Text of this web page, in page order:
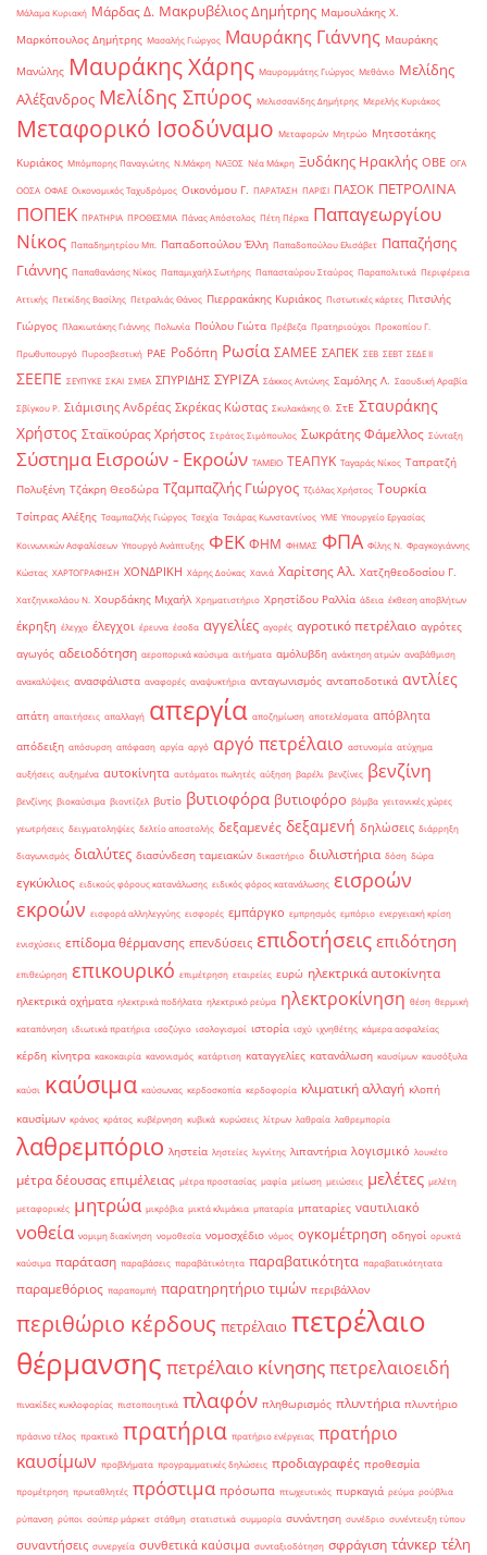
Μάλαμα Κυριακή Μάρδας Δ. Μακρυβέλιος Δημήτρης Μαμουλάκης Χ.
Μαρκόπουλος Δημήτρης Μασαλής Γιώργος Μαυράκης Γιάννης Μαυράκης
Μανώλης Μαυράκης Χάρης Μαυρομμάτης Γιώργος Μεθάνιο Μελίδης
Αλέξανδρος Μελίδης Σπύρος Μελισσανίδης Δημήτρης Μερελής Κυριάκος
Μεταφορικό Ισοδύναμο Μεταφορών Μητρώο Μητσοτάκης
Κυριάκος Μπόμπορης Παναγιώτης Ν.Μάκρη ΝΑΞΟΣ Νέα Μάκρη Ξυδάκης Ηρακλής ΟΒΕ ΟΓΑ
ΟΟΣΑ ΟΦΑΕ Οικονομικός Ταχυδρόμος Οικονόμου Γ. ΠΑΡΑΤΑΣΗ ΠΑΡΙΣΙ ΠΑΣΟΚ ΠΕΤΡΟΛΙΝΑ
ΠΟΠΕΚ ΠΡΑΤΗΡΙΑ ΠΡΟΘΕΣΜΙΑ Πάνας Απόστολος Πέτη Πέρκα Παπαγεωργίου
Νίκος Παπαδημητρίου Μπ. Παπαδοπούλου Έλλη Παπαδοπούλου Ελισάβετ Παπαζήσης
Γιάννης Παπαθανάσης Νίκος Παπαμιχαήλ Σωτήρης Παπασταύρου Σταύρος Παραπολιτικά Περιφέρεια
Αττικής Πετκίδης Βασίλης Πετραλιάς Θάνος Πιερρακάκης Κυριάκος Πιστωτικές κάρτες Πιτσιλής
Γιώργος Πλακιωτάκης Γιάννης Πολωνία Πούλου Γιώτα Πρέβεζα Πρατηριούχοι Προκοπίου Γ.
Πρωθυπουργό Πυροσβεστική ΡΑΕ Ροδόπη Ρωσία ΣΑΜΕΕ ΣΑΠΕΚ ΣΕΒ ΣΕΒΤ ΣΕΔΕ ΙΙ
ΣΕΕΠΕ ΣΕΥΠΥΚΕ ΣΚΑΙ ΣΜΕΑ ΣΠΥΡΙΔΗΣ ΣΥΡΙΖΑ Σάκκος Αντώνης Σαμόλης Λ. Σαουδική Αραβία
Σβίγκου Ρ. Σιάμισιης Ανδρέας Σκρέκας Κώστας Σκυλακάκης Θ. ΣτΕ Σταυράκης
Χρήστος Σταϊκούρας Χρήστος Στράτος Σιμόπουλος Σωκράτης Φάμελλος Σύνταξη
Σύστημα Εισροών - Εκροών ΤΑΜΕΙΟ ΤΕΑΠΥΚ Ταγαράς Νίκος Ταπρατζή
Πολυξένη Τζάκρη Θεοδώρα Τζαμπαζλής Γιώργος Τζιόλας Χρήστος Τουρκία
Τσίπρας Αλέξης Τσαμπαζλής Γιώργος Τσεχία Τσιάρας Κωνσταντίνος ΥΜΕ Υπουργείο Εργασίας
Κοινωνικών Ασφαλίσεων Υπουργό Ανάπτυξης ΦΕΚ ΦΗΜ ΦΗΜΑΣ ΦΠΑ Φίλης Ν. Φραγκογιάννης
Κώστας ΧΑΡΤΟΓΡΑΦΗΣΗ ΧΟΝΔΡΙΚΗ Χάρης Δούκας Χανιά Χαρίτσης Αλ. Χατζηθεοδοσίου Γ.
Χατζηνικολάου Ν. Χουρδάκης Μιχαήλ Χρηματιστήριο Χρηστίδου Ραλλία άδεια έκθεση αποβλήτων
έκρηξη έλεγχο έλεγχοι έρευνα έσοδα αγγελίες αγορές αγροτικό πετρέλαιο αγρότες
αγωγός αδειοδότηση αεροπορικά καύσιμα αιτήματα αμόλυβδη ανάκτηση ατμών αναβάθμιση
ανακαλύψεις ανασφάλιστα αναφορές αναψυκτήρια ανταγωνισμός ανταποδοτικά αντλίες
απάτη απαιτήσεις απαλλαγή απεργία αποζημίωση αποτελέσματα απόβλητα
απόδειξη απόσυρση απόφαση αργία αργό αργό πετρέλαιο αστυνομία ατύχημα
αυξήσεις αυξημένα αυτοκίνητα αυτόματοι πωλητές αύξηση βαρέλι βενζίνες βενζίνη
βενζίνης βιοκαύσιμα βιοντίζελ βυτίο βυτιοφόρα βυτιοφόρο βόμβα γειτονικές χώρες
γεωτρήσεις δειγματοληψίες δελτίο αποστολής δεξαμενές δεξαμενή δηλώσεις διάρρηξη
διαγωνισμός διαλύτες διασύνδεση ταμειακών δικαστήριο διυλιστήρια δόση δώρα
εγκύκλιος ειδικούς φόρους κατανάλωσης ειδικός φόρος κατανάλωσης εισροών
εκροών εισφορά αλληλεγγύης εισφορές εμπάργκο εμπρησμός εμπόριο ενεργειακή κρίση
ενισχύσεις επίδομα θέρμανσης επενδύσεις επιδοτήσεις επιδότηση
επιθεώρηση επικουρικό επιμέτρηση εταιρείες ευρώ ηλεκτρικά αυτοκίνητα
ηλεκτρικά οχήματα ηλεκτρικά ποδήλατα ηλεκτρικό ρεύμα ηλεκτροκίνηση θέση θερμική
καταπόνηση ιδιωτικά πρατήρια ισοζύγιο ισολογισμοί ιστορία ισχύ ιχνηθέτης κάμερα ασφαλείας
κέρδη κίνητρα κακοκαιρία κανονισμός κατάρτιση καταγγελίες κατανάλωση καυσίμων καυσόξυλα
καύσι καύσιμα καύσωνας κερδοσκοπία κερδοφορία κλιματική αλλαγή κλοπή
καυσίμων κράνος κράτος κυβέρνηση κυβικά κυρώσεις λίτρων λαθραία λαθρεμπορία
λαθρεμπόριο ληστεία ληστείες λιγνίτης λιπαντήρια λογισμικό λουκέτο
μέτρα δέουσας επιμέλειας μέτρα προστασίας μαφία μείωση μειώσεις μελέτες μελέτη
μεταφορικές μητρώα μικρόβια μικτά κλιμάκια μπαταρία μπαταρίες ναυτιλιακό
νοθεία νομιμη διακίνηση νομοθεσία νομοσχέδιο νόμος ογκομέτρηση οδηγοί ορυκτά
καύσιμα παράταση παραβάσεις παραβάτικότητα παραβατικότητα παραβατικότητατα
παραμεθόριος παραπομπή παρατηρητήριο τιμών περιβάλλον
περιθώριο κέρδους πετρέλαιο πετρέλαιο
θέρμανσης πετρέλαιο κίνησηςπετρελαιοειδή
πινακίδες κυκλοφορίας πιστοποιητικά πλαφόν πληθωρισμός πλυντήρια πλυντήριο
πράσινο τέλος πρακτικό πρατήρια πρατήριο ενέργειας πρατήριο
καυσίμων προβλήματα προγραμματικές δηλώσεις προδιαγραφές προθεσμία
προμέτρηση πρωταθλητές πρόστιμα πρόσωπα πτωχευτικός πυρκαγιά ρεύμα ρούβλια
ρύπανση ρύποι σούπερ μάρκετ στάθμη στατιστικά συμμορία συνάντηση συνέδριο συνέντευξη τύπου
συναντήσεις συνεργεία συνθετικά καύσιμα συνταξιοδότηση σφράγιση τάνκερ τέλη